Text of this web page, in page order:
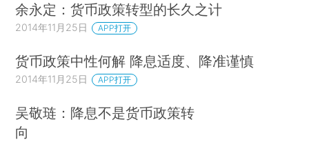
余永定：货币政策转型的长久之计
2014年11月25日 APP打开
货币政策中性何解 降息适度、降准谨慎
2014年11月25日 APP打开
吴敬琏：降息不是货币政策转
向